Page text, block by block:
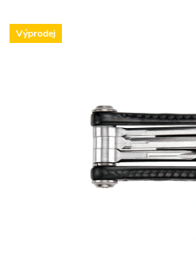
Výprodej